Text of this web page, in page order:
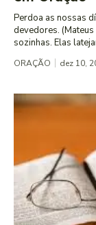
Perdoa as nossas
devedores. (Mateus 6:12) Existem feridas que
sozinhas. Elas
ORAÇÃO dez 10,